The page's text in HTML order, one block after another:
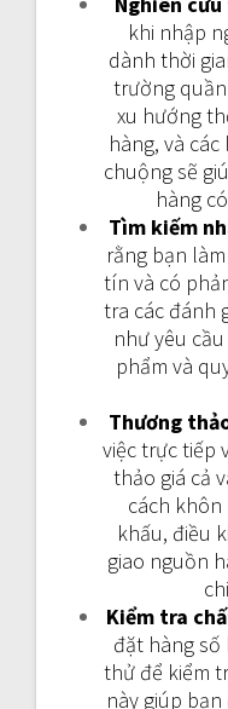
khi nhập
dành thời
trường
xu hướng
hàng, và
chuộng sẽ
hàng
Tìm kiếm
rằng bạn
tín và có
tra các đánh
như yêu
phẩm và
Thương
việc trực tiếp
thảo giá cả
cách
khấu, điều
giao nguồn
Kiểm tra
đặt hàng số
thử để kiểm
này giúp